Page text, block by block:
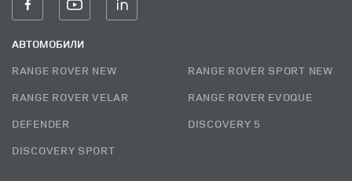
АВТОМОБИЛИ
RANGE ROVER NEW
RANGE ROVER SPORT NEW
RANGE ROVER VELAR
RANGE ROVER EVOQUE
DEFENDER
DISCOVERY 5
DISCOVERY SPORT